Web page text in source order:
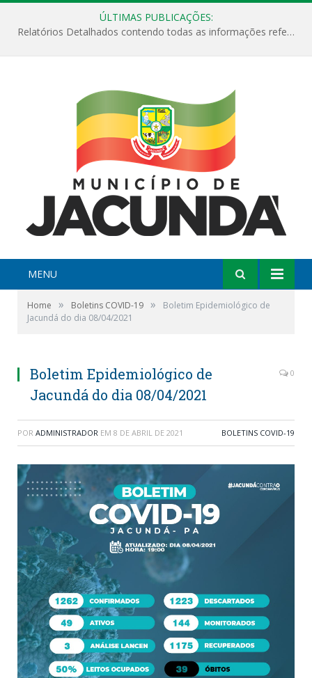
ÚLTIMAS PUBLICAÇÕES:
Relatórios Detalhados contendo todas as informações referentes a execução de recursos destinados ao fomento de projetos culturais no Município de Jacundá entre os anos de 2022 ao presente ano de 2026.
MENU
Home » Boletins COVID-19 »
Boletim Epidemiológico de
Jacundá do dia 08/04/2021
Boletim Epidemiológico de
Jacundá do dia 08/04/2021
0
POR ADMINISTRADOR EM 8 DE ABRIL DE 2021 BOLETINS COVID-19